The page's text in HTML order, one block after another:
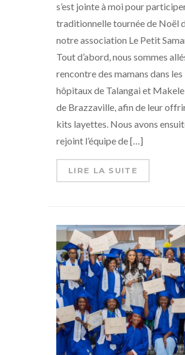
s’est jointe à moi pour
traditionnelle tournée de Noël
notre association Le Petit
Tout d’abord, nous sommes
rencontre des mamans dans les
hôpitaux de Talangai et
de Brazzaville, afin de leur
kits layettes. Nous avons
rejoint l’équipe de […]
LIRE LA SUITE